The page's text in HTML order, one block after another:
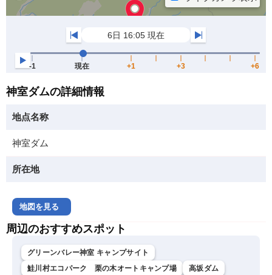
神室ダムの詳細情報
地点名称
神室ダム
所在地
地図を見る
周辺のおすすめスポット
グリーンバレー神室 キャンプサイト
鮭川村エコパーク 栗の木オートキャンプ場
高坂ダム